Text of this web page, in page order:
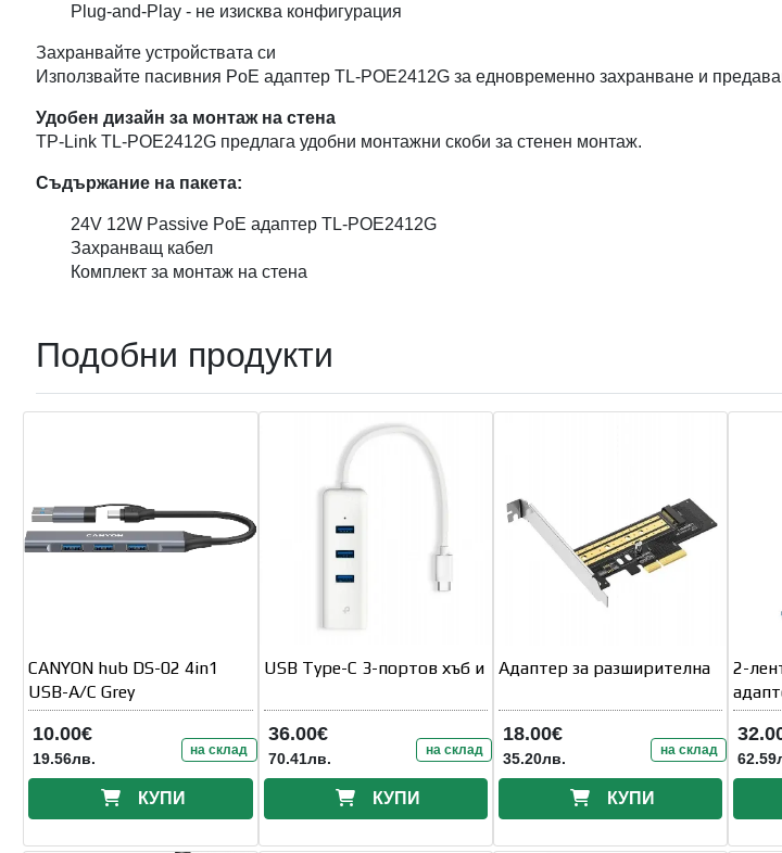
Plug-and-Play - не изисква конфигурация
Захранвайте устройствата си
Използвайте пасивния PoE адаптер TL-POE2412G за едновременно захранване и
Удобен дизайн за монтаж на стена
TP-Link TL-POE2412G предлага удобни монтажни скоби за стенен монтаж.
Съдържание на пакета:
24V 12W Passive PoE адаптер TL-POE2412G
Захранващ кабел
Комплект за монтаж на стена
Подобни продукти
CANYON hub DS-02 4in1
USB-A/C Grey
10.00€
19.56лв. на склад
КУПИ
USB Type-C 3-портов хъб и
36.00€
70.41лв. на склад
КУПИ
Адаптер за разширителна
18.00€
35.20лв. на склад
КУПИ
2-
T3U